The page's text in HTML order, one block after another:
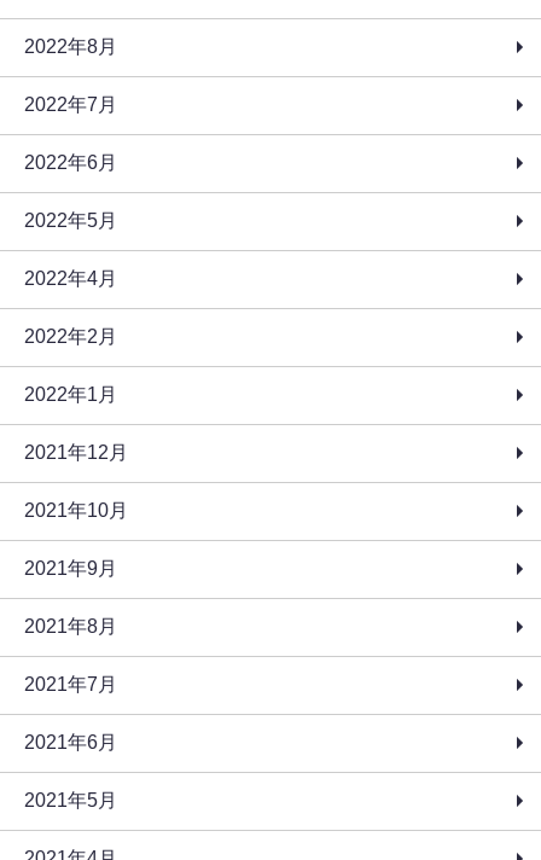
2022年8月
2022年7月
2022年6月
2022年5月
2022年4月
2022年2月
2022年1月
2021年12月
2021年10月
2021年9月
2021年8月
2021年7月
2021年6月
2021年5月